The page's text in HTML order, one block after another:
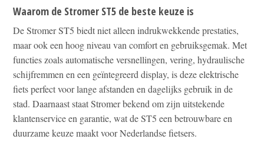
Waarom de Stromer ST5 de beste keuze is
De Stromer ST5 biedt niet alleen indrukwekkende prestaties,
maar ook een hoog niveau van comfort en gebruiksgemak. Met
functies zoals automatische versnellingen, vering, hydraulische
schijfremmen en een geïntegreerd display, is deze elektrische
fiets perfect voor lange afstanden en dagelijks gebruik in de
stad. Daarnaast staat Stromer bekend om zijn uitstekende
klantenservice en garantie, wat de ST5 een betrouwbare en
duurzame keuze maakt voor Nederlandse fietsers.